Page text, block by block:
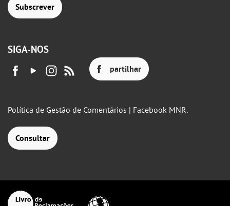
Subscrever
SIGA-NOS
partilhar
Política de Gestão de Comentários | Facebook MNR.
Consultar